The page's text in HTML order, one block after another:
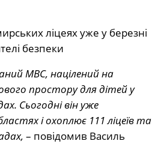
МВС, націлений на
простору для дітей у
Сьогодні він уже
і охоплює 111 ліцеїв та
– повідомив Василь